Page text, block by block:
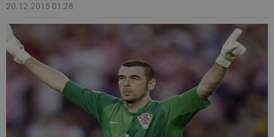
20.12.2015 01:28